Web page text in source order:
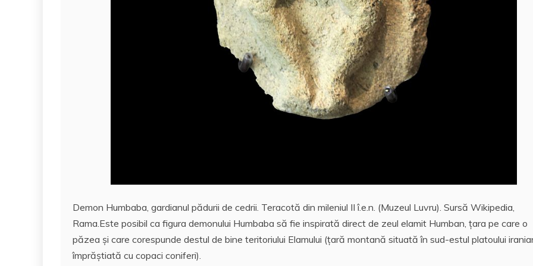
Demon Humbaba, gardianul pădurii de cedrii. Teracotă din mileniul II î.e.n. (Muzeul Luvru). Sursă Wikipedia,
Rama.Este posibil ca figura demonului Humbaba să fie inspirată direct de zeul elamit Humban, țara pe care o
păzea și care corespunde destul de bine teritoriului Elamului (țară montană situată în sud-estul platoului
împrăștiată cu copaci coniferi).